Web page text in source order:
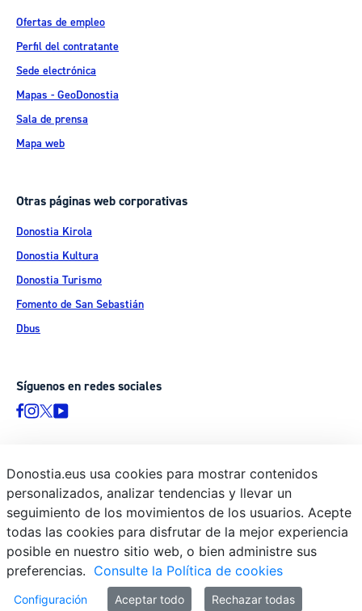
Ofertas de empleo
Perfil del contratante
Sede electrónica
Mapas - GeoDonostia
Sala de prensa
Mapa web
Otras páginas web corporativas
Donostia Kirola
Donostia Kultura
Donostia Turismo
Fomento de San Sebastián
Dbus
Síguenos en redes sociales
© Donostiako Udala - Ayuntamiento de Donostia / San Sebastián
Ijentea 1, 20003 Donostia / San Sebastián
Aviso legal
Política de privacidad
Política de cookies
Declaración de accesibilidad
Donostia.eus usa cookies para mostrar contenidos
personalizados, analizar tendencias y llevar un
seguimiento de los movimientos de los usuarios. Acepte
todas las cookies para disfrutar de la mejor experiencia
posible en nuestro sitio web, o bien administre sus
preferencias. Consulte la Política de cookies
Configuración Aceptar todo Rechazar todas